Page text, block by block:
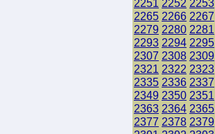
2251 2252 2253
2265 2266 2267
2279 2280 2281
2293 2294 2295
2307 2308 2309
2321 2322 2323
2335 2336 2337
2349 2350 2351
2363 2364 2365
2377 2378 2379